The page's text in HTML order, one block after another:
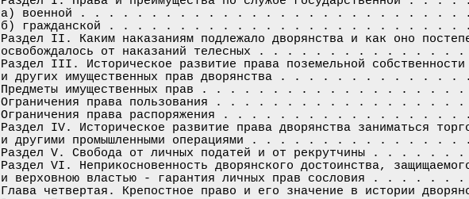
а) военной . . . . . . . . . . . . . . . . . . . . . . . . . . . . .
б) гражданской . . . . . . . . . . . . . . . . . . . . . . . . . .
Раздел II. Каким наказаниям подлежало дворянства и как оно
освобождалось от наказаний телесных . . . . . . . . . . . . . .
Раздел III. Историческое развитие права поземельной собственности
и других имущественных прав дворянства . . . . . . . . . . . .
Предметы имущественных прав . . . . . . . . . . . . . . . . . . .
Ограничения права пользования . . . . . . . . . . . . . . . . .
Ограничения права распоряжения . . . . . . . . . . . . . . . . .
Раздел IV. Историческое развитие права дворянства заниматься
и другими промышленными операциями . . . . . . . . . . . . . . .
Раздел V. Свобода от личных податей и от рекрутчины . . . . .
Раздел VI. Неприкосновенность дворянского достоинства,
и верховною властью - гарантия личных прав сословия . . . . .
Глава четвертая. Крепостное право и его значение в истории